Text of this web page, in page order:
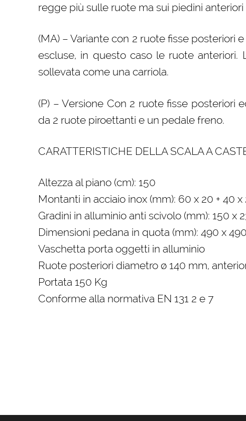
regge più sulle ruote ma sui piedini
(MA) – Variante con 2 ruote fisse posteriori
escluse, in questo caso le ruote
sollevata come una carriola.
(P) – Versione Con 2 ruote fisse
da 2 ruote piroettanti e un pedale freno.
CARATTERISTICHE DELLA SCALA A
Altezza al piano (cm): 150
Montanti in acciaio inox (mm): 60 x 20 + 40 x
Gradini in alluminio anti scivolo (mm): 150 x
Dimensioni pedana in quota (mm): 490 x 490
Vaschetta porta oggetti in alluminio
Ruote posteriori diametro ø 140 mm,
Portata 150 Kg
Conforme alla normativa EN 131 2 e 7